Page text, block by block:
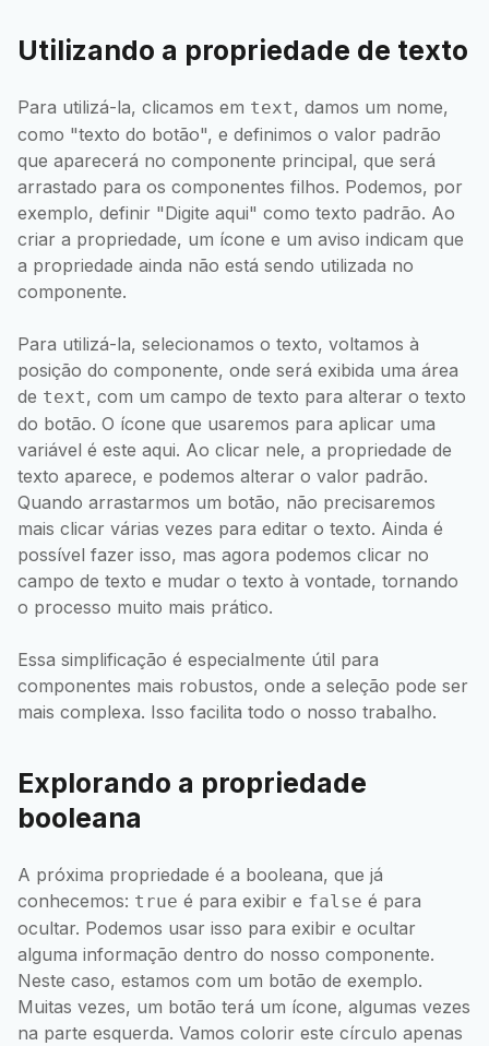
Utilizando a propriedade de texto
Para utilizá-la, clicamos em text, damos um nome,
como "texto do botão", e definimos o valor padrão
que aparecerá no componente principal, que será
arrastado para os componentes filhos. Podemos, por
exemplo, definir "Digite aqui" como texto padrão. Ao
criar a propriedade, um ícone e um aviso indicam que
a propriedade ainda não está sendo utilizada no
componente.
Para utilizá-la, selecionamos o texto, voltamos à
posição do componente, onde será exibida uma área
de text, com um campo de texto para alterar o texto
do botão. O ícone que usaremos para aplicar uma
variável é este aqui. Ao clicar nele, a propriedade de
texto aparece, e podemos alterar o valor padrão.
Quando arrastarmos um botão, não precisaremos
mais clicar várias vezes para editar o texto. Ainda é
possível fazer isso, mas agora podemos clicar no
campo de texto e mudar o texto à vontade, tornando
o processo muito mais prático.
Essa simplificação é especialmente útil para
componentes mais robustos, onde a seleção pode ser
mais complexa. Isso facilita todo o nosso trabalho.
Explorando a propriedade
booleana
A próxima propriedade é a booleana, que já
conhecemos: true é para exibir e false é para
ocultar. Podemos usar isso para exibir e ocultar
alguma informação dentro do nosso componente.
Neste caso, estamos com um botão de exemplo.
Muitas vezes, um botão terá um ícone, algumas vezes
na parte esquerda. Vamos colorir este círculo apenas